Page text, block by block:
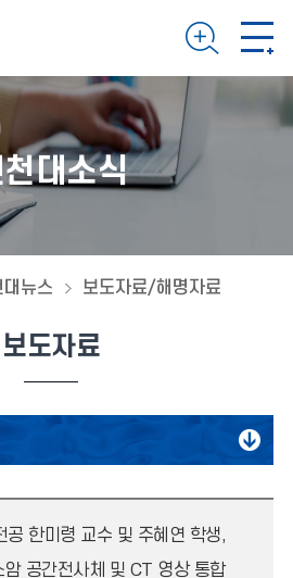
대소식
대뉴스 보도자료/해명자료
보도자료
공 한미령 교수 및 주혜연 학생,
암 공간전사체 및 CT 영상 통합